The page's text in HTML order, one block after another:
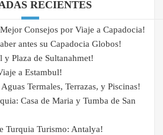
RECIENTES
Consejos por Viaje a Capadocia!
antes su Capadocia Globos!
y Plaza de Sultanahmet!
a Estambul!
Termales, Terrazas, y Piscinas!
Casa de Maria y Tumba de San
Turquia Turismo: Antalya!